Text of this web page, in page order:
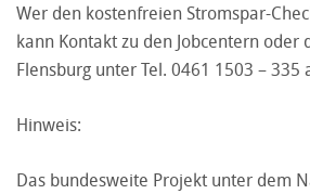
Wer den kostenfreien Stromspar-
kann Kontakt zu den Jobcentern oder
Flensburg unter Tel. 0461 1503 – 335
Hinweis:
Das bundesweite Projekt unter dem